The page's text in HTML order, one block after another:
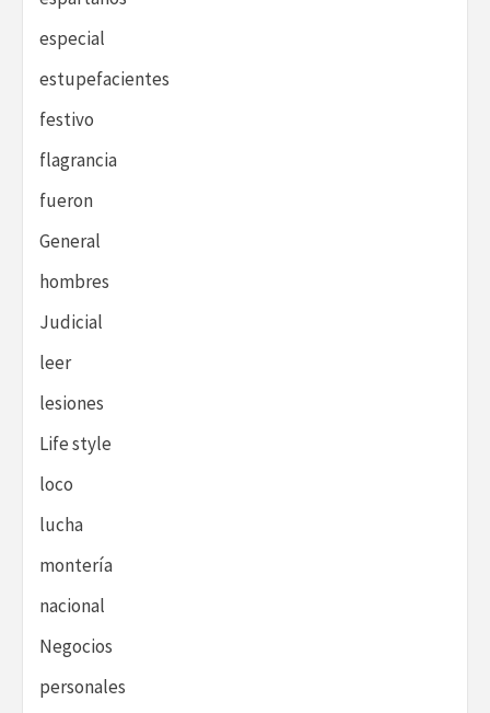
especial
estupefacientes
festivo
flagrancia
fueron
General
hombres
Judicial
leer
lesiones
Life style
loco
lucha
montería
nacional
Negocios
personales